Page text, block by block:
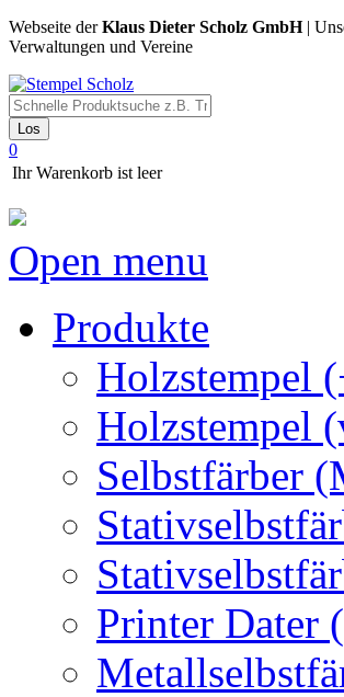
Webseite derKlaus Dieter Scholz GmbH|
Verwaltungen und Vereine
Los
0
Ihr Warenkorb ist leer
Open menu
Produkte
Holzstempel
Holzstempel
Selbstfärber
Printer Dater